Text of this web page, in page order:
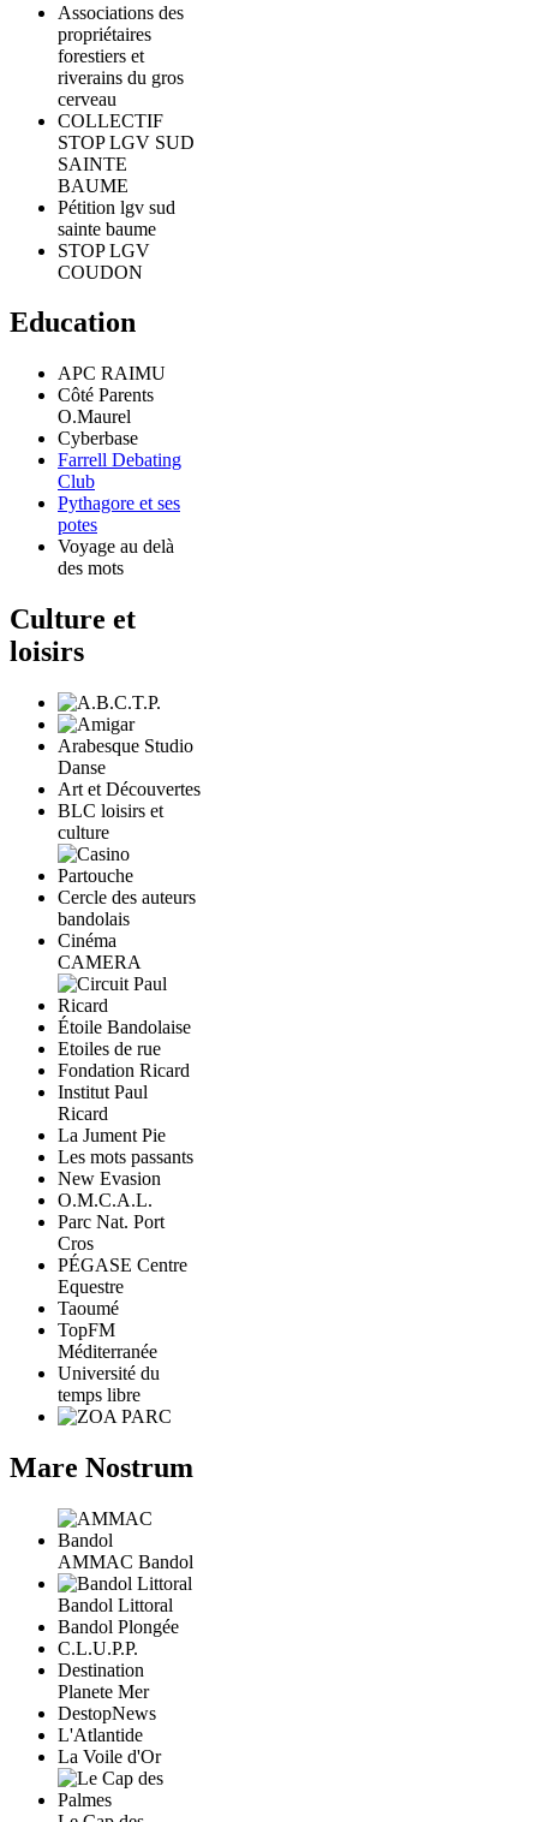
Associations des
propriétaires
forestiers et
riverains du gros
cerveau
COLLECTIF
STOP LGV SUD
SAINTE
BAUME
Pétition lgv sud
sainte baume
STOP LGV
COUDON
Education
APC RAIMU
Côté Parents
O.Maurel
Cyberbase
Farrell Debating
Club
Pythagore et ses
potes
Voyage au delà
des mots
Culture et
loisirs
Arabesque Studio
Danse
Art et Découvertes
BLC loisirs et
culture
Cercle des auteurs
bandolais
Cinéma
CAMERA
Étoile Bandolaise
Etoiles de rue
Fondation Ricard
Institut Paul
Ricard
La Jument Pie
Les mots passants
New Evasion
O.M.C.A.L.
Parc Nat. Port
Cros
PÉGASE Centre
Equestre
Taoumé
TopFM
Méditerranée
Université du
temps libre
Mare Nostrum
AMMAC Bandol
Bandol Littoral
Bandol Plongée
C.L.U.P.P.
Destination
Planete Mer
DestopNews
L'Atlantide
La Voile d'Or